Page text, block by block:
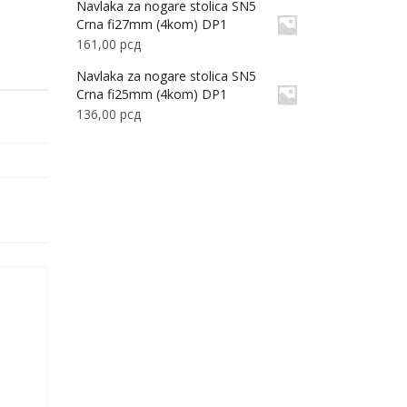
Navlaka za nogare stolica SN5
Crna fi27mm (4kom) DP1
161,00 рсд
Navlaka za nogare stolica SN5
Crna fi25mm (4kom) DP1
136,00 рсд